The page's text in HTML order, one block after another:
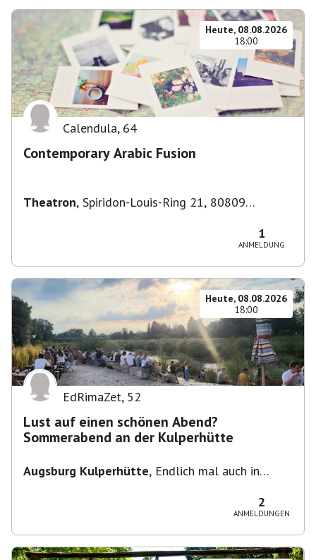
Heute, 08.08.2026
18:00
Calendula, 64
Contemporary Arabic Fusion
Theatron, Spiridon-Louis-Ring 21, 80809
1
ANMELDUNG
Heute, 08.08.2026
18:00
EdRimaZet, 52
Lust auf einen schönen Abend?
Sommerabend an der Kulperhütte
Augsburg Kulperhütte, Endlich mal auch in
2
ANMELDUNGEN